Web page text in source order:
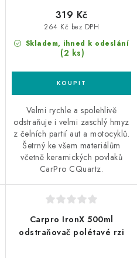
Skladem, ihned k odeslání
(2 ks)
264 Kč bez DPH
319 Kč
Velmi rychle a spolehlivě
odstraňuje i velmi zaschlý hmyz
z čelních partií aut a motocyklů.
Šetrný ke všem materiálům
včetně keramických povlaků
CarPro CQuartz.
Carpro IronX 500ml
odstraňovač polétavé rzi